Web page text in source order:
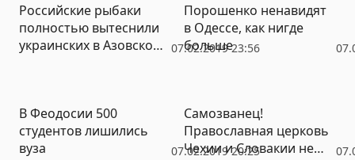
07.02.2019 23:56
Российские рыбаки
полностью вытеснили
украинских в Азовском
Порошенко ненавидят
в Одессе, как нигде
больше
07.02.2019 20:25
В Феодосии 500
студентов лишились
вуза
Самозванец!
Православная церковь
Чехии и Словакии не